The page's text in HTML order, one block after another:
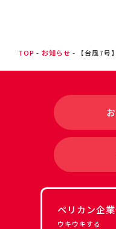
TOP お知らせ 【台風7号
ペリカン企
ウキウキする